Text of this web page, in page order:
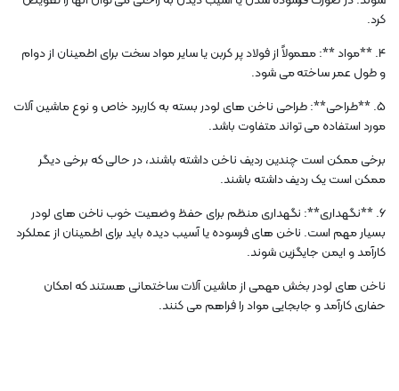
کرد.
4. **مواد **: معمولاً از فولاد پر کربن یا سایر مواد سخت برای اطمینان از دوام
و طول عمر ساخته می شود.
5. **طراحی**: طراحی ناخن های لودر بسته به کاربرد خاص و نوع ماشین آلات
مورد استفاده می تواند متفاوت باشد.
برخی ممکن است چندین ردیف ناخن داشته باشند، در حالی که برخی دیگر
ممکن است یک ردیف داشته باشند.
6. **نگهداری**: نگهداری منظم برای حفظ وضعیت خوب ناخن های لودر
بسیار مهم است. ناخن های فرسوده یا آسیب دیده باید برای اطمینان از عملکرد
کارآمد و ایمن جایگزین شوند.
ناخن های لودر بخش مهمی از ماشین آلات ساختمانی هستند که امکان
حفاری کارآمد و جابجایی مواد را فراهم می کنند.